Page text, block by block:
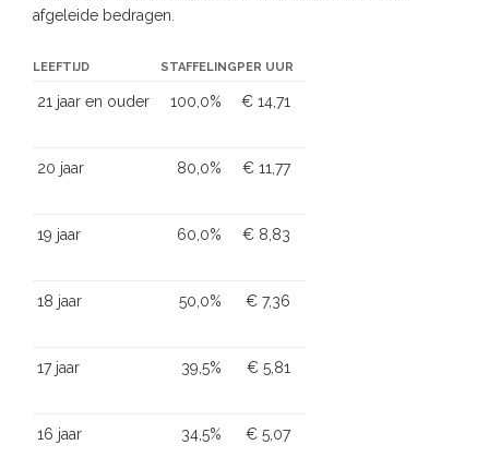
afgeleide bedragen.
LEEFTIJD STAFFELING PER UUR
21 jaar en ouder 100,0% € 14,71
20 jaar 80,0% € 11,77
19 jaar 60,0% € 8,83
18 jaar 50,0% € 7,36
17 jaar 39,5% € 5,81
16 jaar 34,5% € 5,07